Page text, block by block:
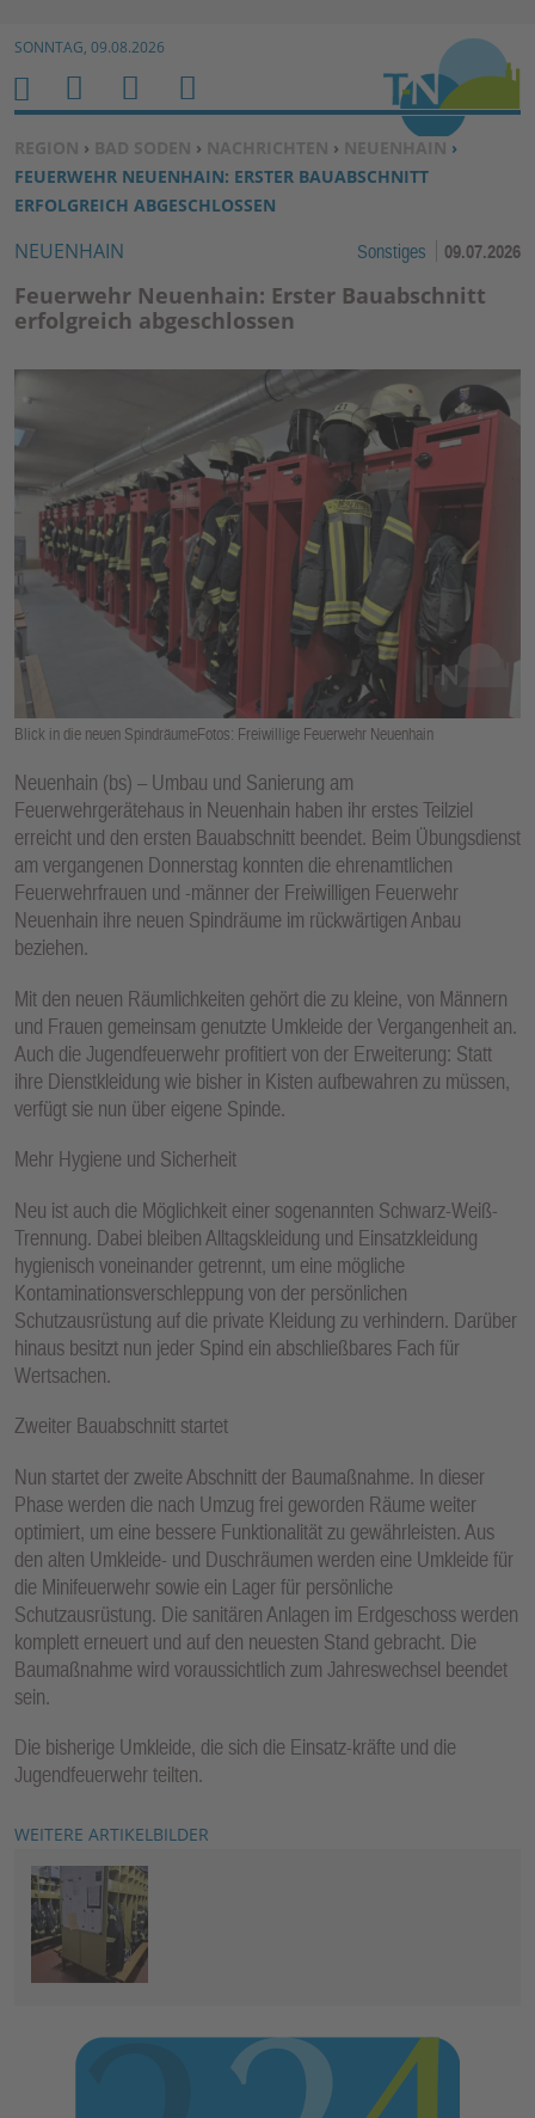
Zum Inhalt springen ↓
SONNTAG, 09.08.2026
SIE BEFINDEN SICH HIER:
REGION › BAD SODEN › NACHRICHTEN › NEUENHAIN ›
FEUERWEHR NEUENHAIN: ERSTER BAUABSCHNITT
ERFOLGREICH ABGESCHLOSSEN
NEUENHAIN Sonstiges 09.07.2026
Feuerwehr Neuenhain: Erster Bauabschnitt
erfolgreich abgeschlossen
Blick in die neuen SpindräumeFotos: Freiwillige Feuerwehr Neuenhain
Neuenhain (bs) – Umbau und Sanierung am
Feuerwehrgerätehaus in Neuenhain haben ihr erstes Teilziel
erreicht und den ersten Bauabschnitt beendet. Beim Übungsdienst
am vergangenen Donnerstag konnten die ehrenamtlichen
Feuerwehrfrauen und -männer der Freiwilligen Feuerwehr
Neuenhain ihre neuen Spindräume im rückwärtigen Anbau
beziehen.
Mit den neuen Räumlichkeiten gehört die zu kleine, von Männern
und Frauen gemeinsam genutzte Umkleide der Vergangenheit an.
Auch die Jugendfeuerwehr profitiert von der Erweiterung: Statt
ihre Dienstkleidung wie bisher in Kisten aufbewahren zu müssen,
verfügt sie nun über eigene Spinde.
Mehr Hygiene und Sicherheit
Neu ist auch die Möglichkeit einer sogenannten Schwarz-Weiß-
Trennung. Dabei bleiben Alltagskleidung und Einsatzkleidung
hygienisch voneinander getrennt, um eine mögliche
Kontaminationsverschleppung von der persönlichen
Schutzausrüstung auf die private Kleidung zu verhindern. Darüber
hinaus besitzt nun jeder Spind ein abschließbares Fach für
Wertsachen.
Zweiter Bauabschnitt startet
Nun startet der zweite Abschnitt der Baumaßnahme. In dieser
Phase werden die nach Umzug frei geworden Räume weiter
optimiert, um eine bessere Funktionalität zu gewährleisten. Aus
den alten Umkleide- und Duschräumen werden eine Umkleide für
die Minifeuerwehr sowie ein Lager für persönliche
Schutzausrüstung. Die sanitären Anlagen im Erdgeschoss werden
komplett erneuert und auf den neuesten Stand gebracht. Die
Baumaßnahme wird voraussichtlich zum Jahreswechsel beendet
sein.
Die bisherige Umkleide, die sich die Einsatz-kräfte und die
Jugendfeuerwehr teilten.
WEITERE ARTIKELBILDER
H
O
M
E
M
E
N
U
S
U
C
H
E
N
B
E
N
U
E
R
N
K
TI
O
N
E
N